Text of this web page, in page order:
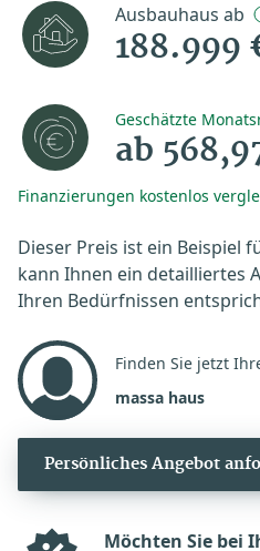
Ausbauhaus ab
188.999
Geschätzte
ab
Finanzierungen kostenlos
Dieser Preis ist ein Beispiel
kann Ihnen ein detailliertes
Ihren Bedürfnissen
Finden Sie jetzt
massa haus
Persönliches Angebot
Möchten Sie bei